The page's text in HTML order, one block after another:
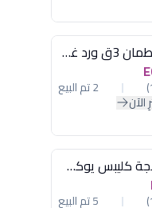
طقم برطمان 3ق ورد غطاء مينت جرين هيريفين
2 تم البيع
الآن
علبة ثلاجة كليبس يوكسان
5 تم البيع